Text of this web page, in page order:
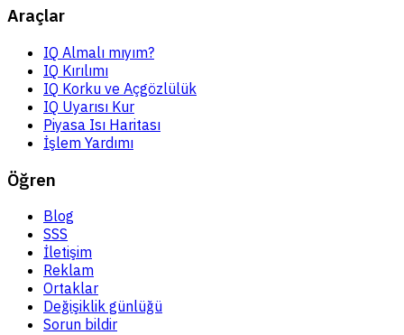
Araçlar
IQ Almalı mıyım?
IQ Kırılımı
IQ Korku ve Açgözlülük
IQ Uyarısı Kur
Piyasa Isı Haritası
İşlem Yardımı
Öğren
Blog
SSS
İletişim
Reklam
Ortaklar
Değişiklik günlüğü
Sorun bildir